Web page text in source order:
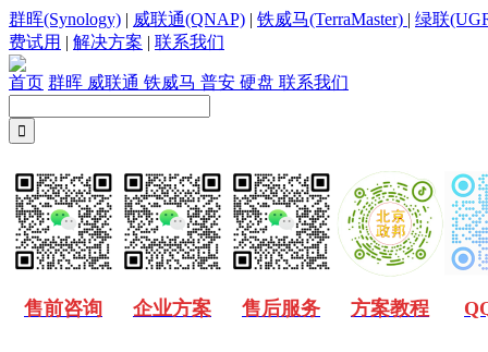
群晖(Synology) | 威联通(QNAP) | 铁威马(TerraMaster) | 绿联
费试用 | 解决方案 | 联系我们
首页 群晖 威联通 铁威马 普安 硬盘 联系我们
售前咨询 企业方案 售后服务 方案教程